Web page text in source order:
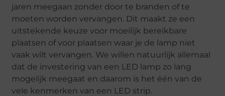
jaren meegaan zonder door te branden of te
moeten worden vervangen. Dit maakt ze een
uitstekende keuze voor moeilijk bereikbare
plaatsen of voor plaatsen waar je de lamp niet
vaak wilt vervangen. We willen natuurlijk allemaal
dat de investering van een LED lamp zo lang
mogelijk meegaat en daarom is het één van de
vele kenmerken van een LED strip.